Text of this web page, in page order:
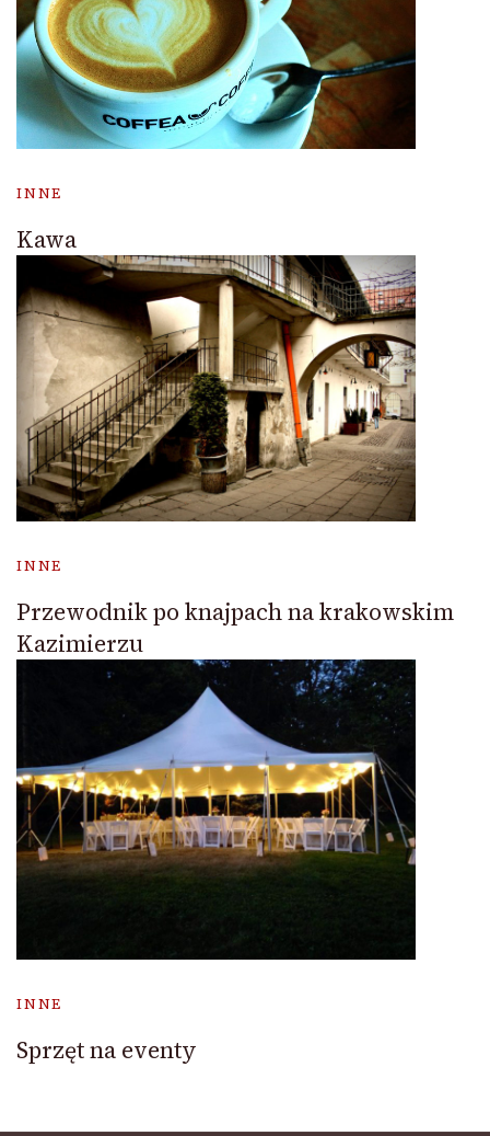
INNE
Kawa
INNE
Przewodnik po knajpach na krakowskim
Kazimierzu
INNE
Sprzęt na eventy